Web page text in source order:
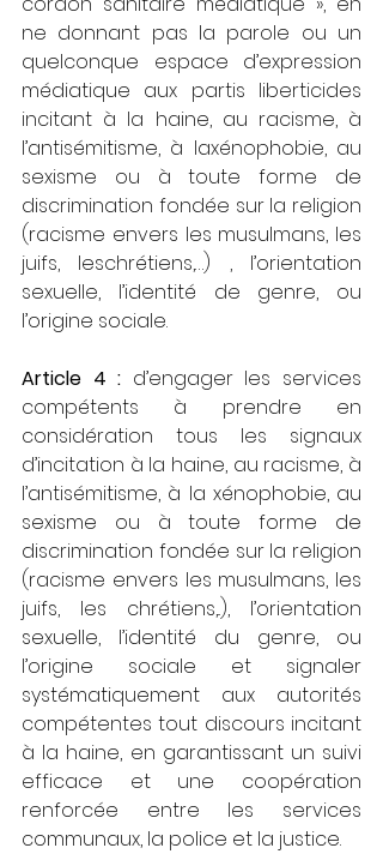
ne donnant pas la parole ou un
quelconque espace d’expression
médiatique aux partis liberticides
incitant à la haine, au racisme, à
l’antisémitisme, à laxénophobie, au
sexisme ou à toute forme de
discrimination fondée sur la religion
(racisme envers les musulmans, les
juifs, leschrétiens,…) , l’orientation
sexuelle, l’identité de genre, ou
l’origine sociale.
Article 4 : d’engager les services
compétents à prendre en
considération tous les signaux
d’incitation à la haine, au racisme, à
l’antisémitisme, à la xénophobie, au
sexisme ou à toute forme de
discrimination fondée sur la religion
(racisme envers les musulmans, les
juifs, les chrétiens,..), l’orientation
sexuelle, l’identité du genre, ou
l’origine sociale et signaler
systématiquement aux autorités
compétentes tout discours incitant
à la haine, en garantissant un suivi
efficace et une coopération
renforcée entre les services
communaux, la police et la justice.